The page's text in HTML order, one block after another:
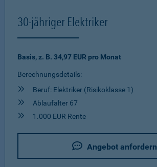
30-jähriger Elektriker
Basis, z. B. 34,97 EUR pro Monat
Berechnungsdetails:
Beruf: Elektriker (Risikoklasse 1)
Ablaufalter 67
1.000 EUR Rente
Angebot anfordern